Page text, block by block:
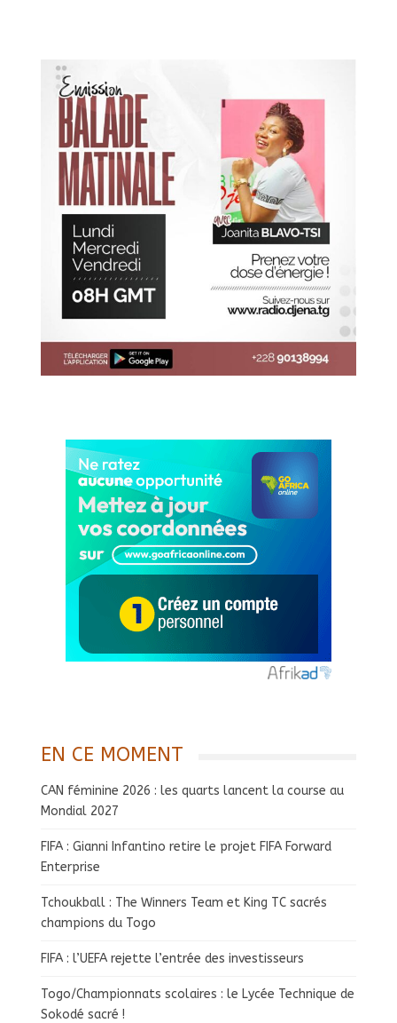
EN CE MOMENT
CAN féminine 2026 : les quarts lancent la course au
Mondial 2027
FIFA : Gianni Infantino retire le projet FIFA Forward
Enterprise
Tchoukball : The Winners Team et King TC sacrés
champions du Togo
FIFA : l’UEFA rejette l’entrée des investisseurs
Togo/Championnats scolaires : le Lycée Technique de
Sokodé sacré !